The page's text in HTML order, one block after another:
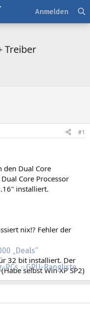
„Deals“
PCs
GPU-Rangliste
Anmelden
Treiber
#1
den Dual Core
Core Processor
installiert.
nix!? Fehler der
32 bit installiert. Der
selbst Win XP SP2)